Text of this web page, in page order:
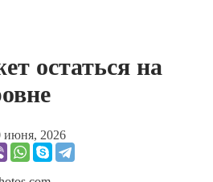
остаться на
июня, 2026